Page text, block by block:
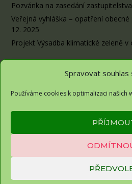
Spravovat souhlas
Používáme cookies k optimalizaci našich
Pozvánka na zasedání zastupitelstva
Veřejná vyhláška – opatření obecné
12. 2025
Projekt Výsadba klimatické zeleně v
Obec